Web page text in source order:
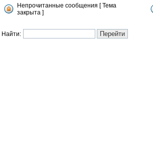
Непрочитанные сообщения [ Тема
закрыта ]
Найти: